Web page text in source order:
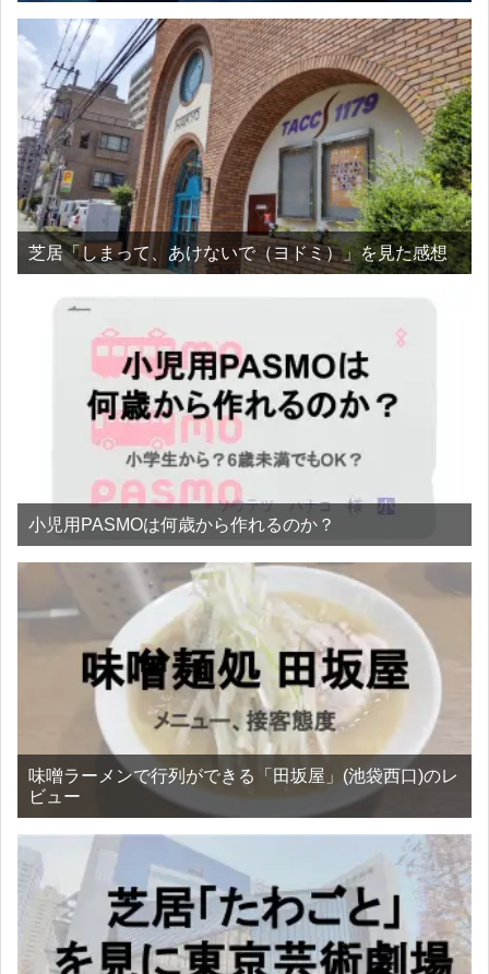
芝居「しまって、あけないで（ヨドミ）」を見た感想
小児用PASMOは何歳から作れるのか？
味噌ラーメンで行列ができる「田坂屋」(池袋西口)のレ
ビュー